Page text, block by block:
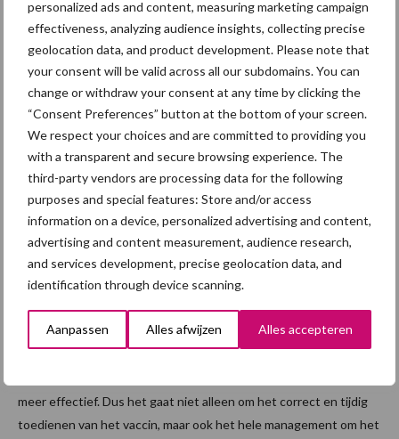
personalized ads and content, measuring marketing campaign
effectiveness, analyzing audience insights, collecting precise
geolocation data, and product development. Please note that
your consent will be valid across all our subdomains. You can
change or withdraw your consent at any time by clicking the
“Consent Preferences” button at the bottom of your screen.
We respect your choices and are committed to providing you
with a transparent and secure browsing experience. The
third-party vendors are processing data for the following
purposes and special features: Store and/or access
information on a device, personalized advertising and content,
advertising and content measurement, audience research,
and services development, precise geolocation data, and
identification through device scanning.
Aanpassen Alles afwijzen Alles accepteren
Uiteindelijk is het meest belangrijke dat de vaccinaties op tijd en
correct worden gegeven. Bij de bedrijfsvaccinatie is het risico op
het “vergeten” van pleegzeugen, terugkomers en/of zoekberen
heel erg klein. Nadeel is dat “gevoeligere” groepen voor stress,
met name in de eerste weken van de dracht tijdens de
innesteling, ook tegelijkertijd worden gevaccineerd en er soms
iets meer entreacties gezien worden. Bij een schema met een
vaccinatie in de kraamstal (dag 6 van de lactatie) en op dag 60 van
de dracht, is dit risico minder en zitten de vaccinaties op de ideale
tijdstippen voor de zeug zelf. Maar dat betekent wel dat er beter
op moet worden gelet dat er geen “vaccinatiegat” ontstaat bij
pleegzeugen, terugkomers en zoekberen. Saillant detail van een
onderzoek van de Universiteit van Barcelona is dat de oorzaak
van het falen van de vaccinatie op het onderzochte bedrijf niet
meer effectief. Dus het gaat niet alleen om het correct en tijdig
toedienen van het vaccin, maar ook het hele management om het